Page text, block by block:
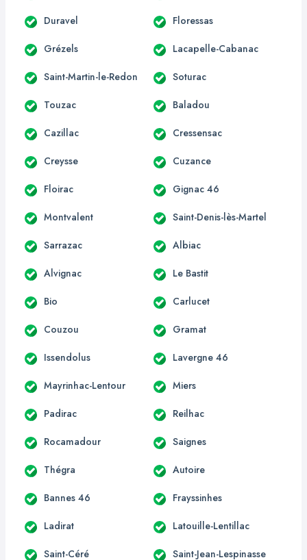
Duravel Floressas
Grézels Lacapelle-Cabanac
Saint-Martin-le-Redon Soturac
Touzac Baladou
Cazillac Cressensac
Creysse Cuzance
Floirac Gignac 46
Montvalent Saint-Denis-lès-Martel
Sarrazac Albiac
Alvignac Le Bastit
Bio Carlucet
Couzou Gramat
Issendolus Lavergne 46
Mayrinhac-Lentour Miers
Padirac Reilhac
Rocamadour Saignes
Thégra Autoire
Bannes 46 Frayssinhes
Ladirat Latouille-Lentillac
Saint-Céré Saint-Jean-Lespinasse